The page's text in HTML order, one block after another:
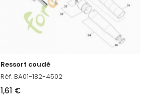
Ressort coudé
Réf. BA01-182-4502
1,61 €